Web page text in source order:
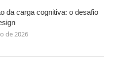
da carga cognitiva: o desafio
de 2026